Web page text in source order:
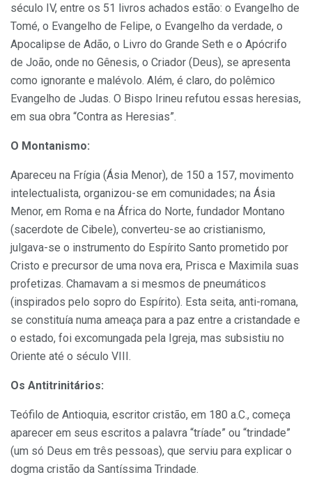
século IV, entre os 51 livros achados estão: o Evangelho de
Tomé, o Evangelho de Felipe, o Evangelho da verdade, o
Apocalipse de Adão, o Livro do Grande Seth e o Apócrifo
de João, onde no Gênesis, o Criador (Deus), se apresenta
como ignorante e malévolo. Além, é claro, do polêmico
Evangelho de Judas. O Bispo Irineu refutou essas heresias,
em sua obra “Contra as Heresias”.
O Montanismo:
Apareceu na Frígia (Ásia Menor), de 150 a 157, movimento
intelectualista, organizou-se em comunidades; na Ásia
Menor, em Roma e na África do Norte, fundador Montano
(sacerdote de Cibele), converteu-se ao cristianismo,
julgava-se o instrumento do Espírito Santo prometido por
Cristo e precursor de uma nova era, Prisca e Maximila suas
profetizas. Chamavam a si mesmos de pneumáticos
(inspirados pelo sopro do Espírito). Esta seita, anti-romana,
se constituía numa ameaça para a paz entre a cristandade e
o estado, foi excomungada pela Igreja, mas subsistiu no
Oriente até o século VIII.
Os Antitrinitários:
Teófilo de Antioquia, escritor cristão, em 180 a.C., começa
aparecer em seus escritos a palavra “tríade” ou “trindade”
(um só Deus em três pessoas), que serviu para explicar o
dogma cristão da Santíssima Trindade.